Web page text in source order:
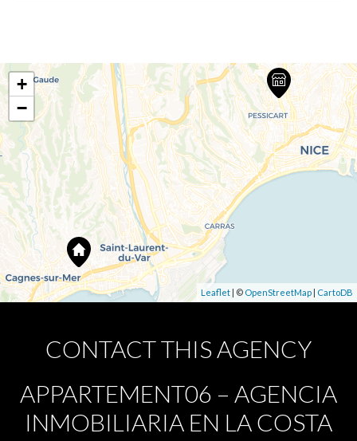
+
−
Leaflet | © OpenStreetMap | CartoDB
CONTACT THIS AGENCY
APPARTEMENT06 – AGENCIA
INMOBILIARIA EN LA COSTA